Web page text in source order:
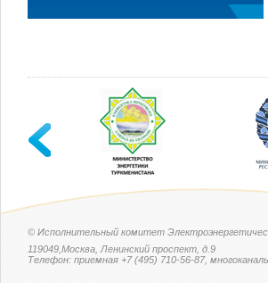
© Исполнительный комитет
119049,Москва, Ленинский проспект, д.9
Телефон: приемная +7 (495) 710-56-87,